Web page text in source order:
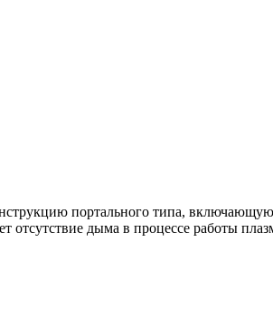
портального типа,
отсутствие дыма в процессе работы